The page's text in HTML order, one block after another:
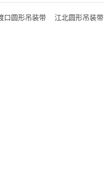
口圆形吊装带 江北圆形吊装带